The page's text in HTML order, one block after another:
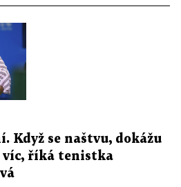
Když se naštvu, dokážu
víc, říká tenistka